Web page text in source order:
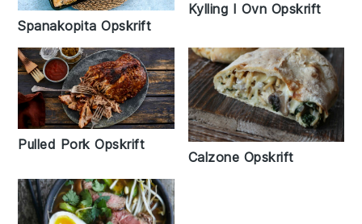
Spanakopita Opskrift
Kylling I Ovn Opskrift
Pulled Pork Opskrift
Calzone Opskrift